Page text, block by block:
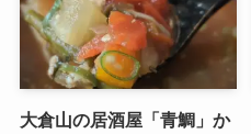
大倉山の居酒屋「青鯛」か